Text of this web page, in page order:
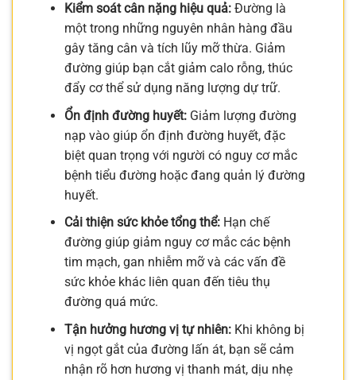
Kiểm soát cân nặng hiệu quả:Đường là
một trong những nguyên nhân hàng đầu
gây tăng cân và tích lũy mỡ thừa. Giảm
đường giúp bạn cắt giảm calo rỗng, thúc
đẩy cơ thể sử dụng năng lượng dự trữ.
Ổn định đường huyết:Giảm lượng đường
nạp vào giúp ổn định đường huyết, đặc
biệt quan trọng với người có nguy cơ mắc
bệnh tiểu đường hoặc đang quản lý đường
huyết.
Cải thiện sức khỏe tổng thể:Hạn chế
đường giúp giảm nguy cơ mắc các bệnh
tim mạch, gan nhiễm mỡ và các vấn đề
sức khỏe khác liên quan đến tiêu thụ
đường quá mức.
Tận hưởng hương vị tự nhiên:Khi không bị
vị ngọt gắt của đường lấn át, bạn sẽ cảm
nhận rõ hơn hương vị thanh mát, dịu nhẹ